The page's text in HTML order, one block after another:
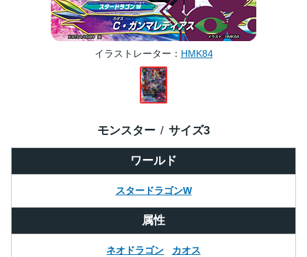
イラストレーター HMK84
ワールド
スタードラゴンW
モンスター サイズ3
属性
ネオドラゴン カオス